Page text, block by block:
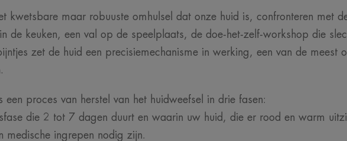
kwetsbare maar robuuste omhulsel dat onze huid is, confronteren met
de keuken, een val op de speelplaats, de doe-het-zelf-workshop die
zet de huid een precisiemechanisme in werking, een van de meest
een proces van herstel van het huidweefsel in drie fasen:
die 2 tot 7 dagen duurt en waarin uw huid, die er rood en warm
medische ingrepen nodig zijn.